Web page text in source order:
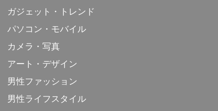
ガジェット・トレンド
パソコン・モバイル
カメラ・写真
アート・デザイン
男性ファッション
男性ライフスタイル